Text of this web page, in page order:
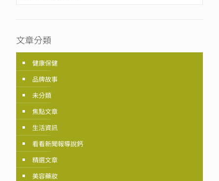
文章分類
健康保健
品牌故事
未分類
焦點文章
生活資訊
看看新聞報導說鈣
精選文章
美容藥妝